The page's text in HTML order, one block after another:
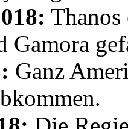
Gamora
Ganz